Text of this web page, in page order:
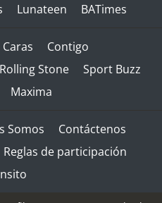
Lunateen BATimes
Caras
Contigo
Rolling Stone
Sport Buzz
Maxima
Somos
Contáctenos
Reglas de participación